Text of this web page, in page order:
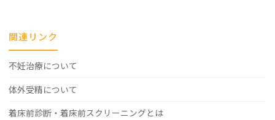
関連リンク
不妊治療について
体外受精について
着床前診断・着床前スクリーニングとは